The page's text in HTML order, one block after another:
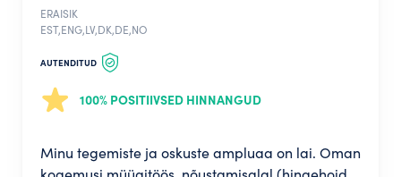
ERAISIK
EST,ENG,LV,DK,DE,NO
AUTENDITUD
100% POSITIIVSED HINNANGUD
Minu tegemiste ja oskuste ampluaa on lai. Oman